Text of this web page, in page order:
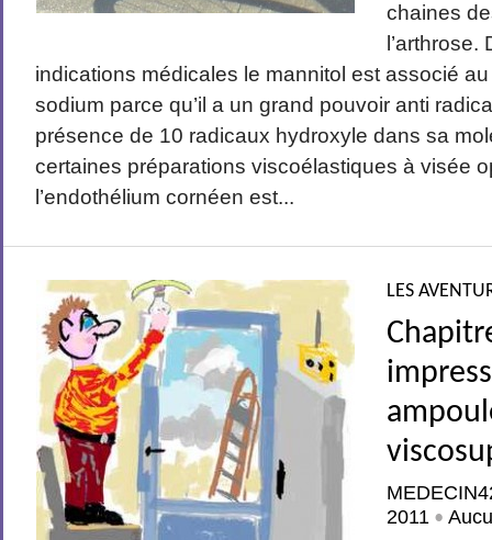
chaines
indications médicales le mannitol est associé
sodium parce qu’il a un grand pouvoir anti
présence de 10 radicaux hydroxyle dans sa
certaines préparations viscoélastiques à visée
l’endothélium cornéen est...
LES
2011 •